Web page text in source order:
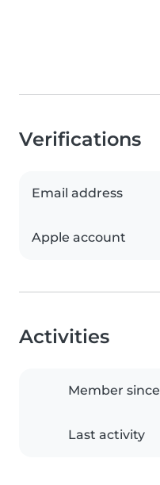
Verifications
Email address
Apple account
Activities
Member since
Last activity